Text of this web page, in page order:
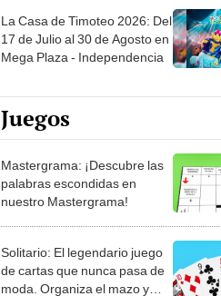
La Casa de Timoteo 2026: Del
17 de Julio al 30 de Agosto en
Mega Plaza - Independencia
Juegos
Mastergrama: ¡Descubre las
palabras escondidas en
nuestro Mastergrama!
Solitario: El legendario juego
de cartas que nunca pasa de
moda. Organiza el mazo y